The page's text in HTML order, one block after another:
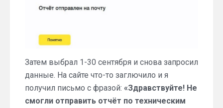
Затем выбрал 1-30 сентября и снова запросил
данные. На сайте что-то заглючило и я
получил письмо с фразой: «Здравствуйте! Не
смогли отправить отчёт по техническим